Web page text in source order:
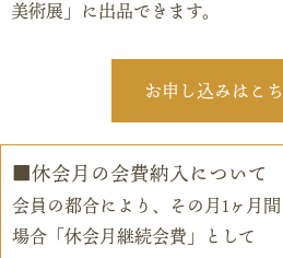
美術展」に出品できます。
お申し込みはこ
休会月の会費納入について
会員の都合により、その月1ヶ月
場合「休会月継続会費」として